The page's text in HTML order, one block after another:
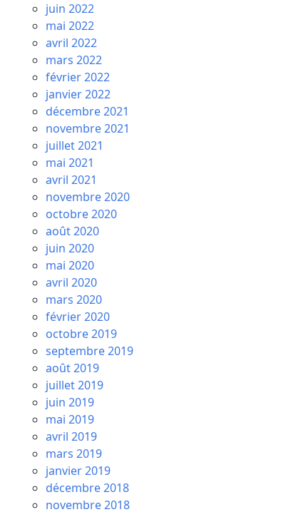
juin 2022
mai 2022
avril 2022
mars 2022
février 2022
janvier 2022
décembre 2021
novembre 2021
juillet 2021
mai 2021
avril 2021
novembre 2020
octobre 2020
août 2020
juin 2020
mai 2020
avril 2020
mars 2020
février 2020
octobre 2019
septembre 2019
août 2019
juillet 2019
juin 2019
mai 2019
avril 2019
mars 2019
janvier 2019
décembre 2018
novembre 2018